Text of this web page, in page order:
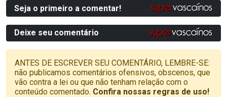
Seja o primeiro a comentar!
Deixe seu comentário
ANTES DE ESCREVER SEU COMENTÁRIO, LEMBRE-SE:
não publicamos comentários ofensivos, obscenos, que
vão contra a lei ou que não tenham relação com o
conteúdo comentado. Confira nossas regras de uso!